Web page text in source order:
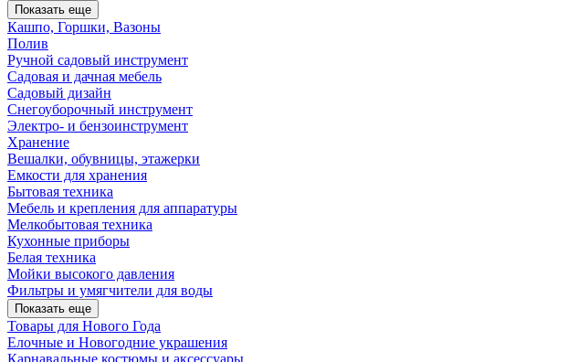
Показать еще
Кашпо, Горшки, Вазоны
Полив
Ручной садовый инструмент
Садовая и дачная мебель
Садовый дизайн
Снегоуборочный инструмент
Электро- и бензоинструмент
Хранение
Вешалки, обувницы, этажерки
Емкости для хранения
Бытовая техника
Мебель и крепления для аппаратуры
Мелкобытовая техника
Кухонные приборы
Белая техника
Мойки высокого давления
Фильтры и умягчители для воды
Показать еще
Товары для Нового Года
Елочные и Новогодние украшения
Карнавальные костюмы и аксессуары